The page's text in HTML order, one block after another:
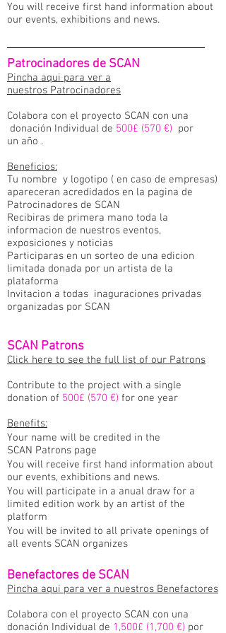
You will receive first hand information about
our events, exhibitions and news.
Patrocinadores de SCAN
Pincha aqui para ver a
nuestros Patrocinadores
Colabora con el proyecto SCAN con una
donación Individual de 500£ (570 €) por
un año .
Beneficios:
Tu nombre y logotipo ( en caso de empresas)
apareceran acredidados en la pagina de
Patrocinadores de SCAN
Recibiras de primera mano toda la
informacion de nuestros eventos,
exposiciones y noticias
Participaras en un sorteo de una edicion
limitada donada por un artista de la
plataforma
Invitacion a todas inaguraciones privadas
organizadas por SCAN
SCAN Patrons
Click here to see the full list of our Patrons
Contribute to the project with a single
donation of 500£ (570 €) for one year
Benefits:
Your name will be credited in the
SCAN Patrons page
You will receive first hand information about
our events, exhibitions and news.
You will participate in a anual draw for a
limited edition work by an artist of the
platform
You will be invited to all private openings of
all events SCAN organizes
Benefactores de SCAN
Pincha aqui para ver a nuestros Benefactores
Colabora con el proyecto SCAN con una
donación Individual de 1,500£ (1,700 €) por